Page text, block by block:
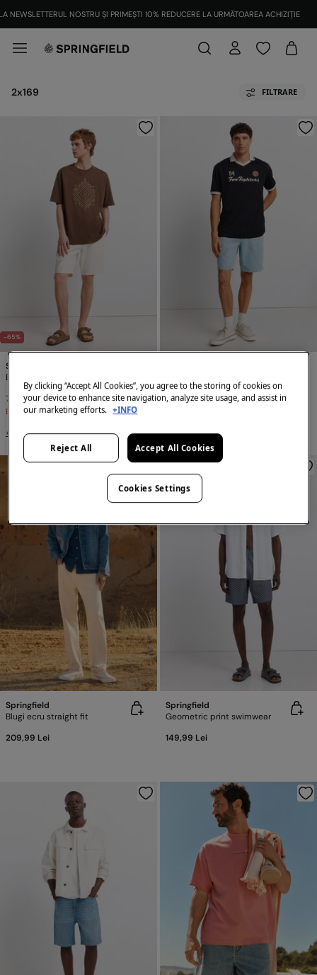
2x169 FILTRARE
-65%
Springfield
79,99 Lei
229,99 Lei
Economisești150,00 Lei
+3 Culori
189,99 Lei
Springfield
Blugi ecru straight fit
209,99 Lei
Springfield
Geometric print swimwear
149,99 Lei
By clicking “Accept All Cookies”, you agree to the storing of cookies on
your device to enhance site navigation, analyze site usage, and assist in
our marketing efforts. +INFO
Reject All Accept All Cookies
Cookies Settings